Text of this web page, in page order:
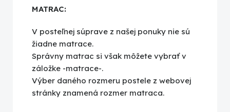
MATRAC:
V posteľnej súprave z našej ponuky nie sú
žiadne matrace.
Správny matrac si však môžete vybrať v
záložke -matrace-.
Výber daného rozmeru postele z webovej
stránky znamená rozmer matraca.